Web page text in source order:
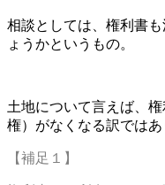
相談としては、権利書
ょうかというもの。
土地について言えば、
権）がなくなる訳ではあ
【補足１】